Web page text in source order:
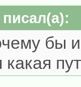
бы
какая